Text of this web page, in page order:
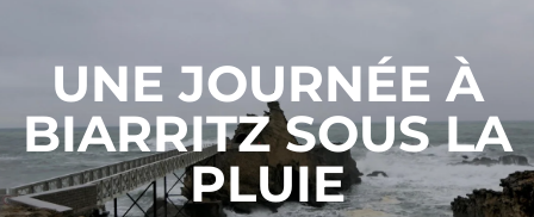
UNE JOURNÉE À
BIARRITZ SOUS LA
PLUIE